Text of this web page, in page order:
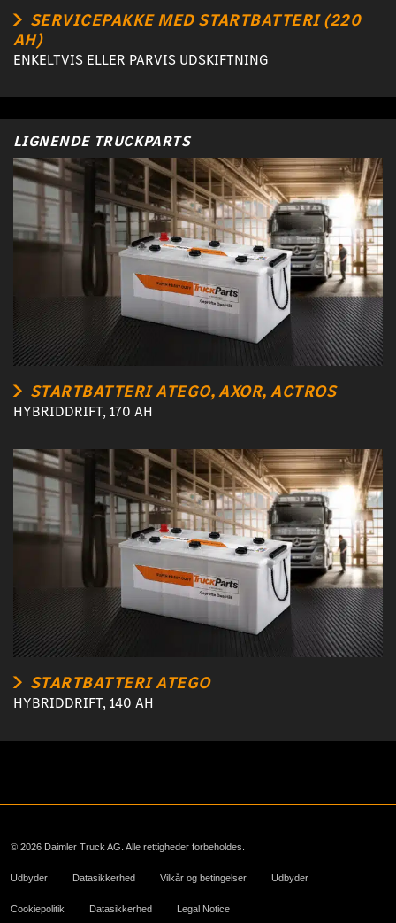
SERVICEPAKKE MED STARTBATTERI (220
AH)
ENKELTVIS ELLER PARVIS UDSKIFTNING
LIGNENDE TRUCKPARTS
STARTBATTERI ATEGO, AXOR, ACTROS
HYBRIDDRIFT, 170 AH
STARTBATTERI ATEGO
HYBRIDDRIFT, 140 AH
© 2026 Daimler Truck AG. Alle rettigheder forbeholdes.
Udbyder Datasikkerhed Vilkår og betingelser Udbyder
Cookiepolitik Datasikkerhed Legal Notice